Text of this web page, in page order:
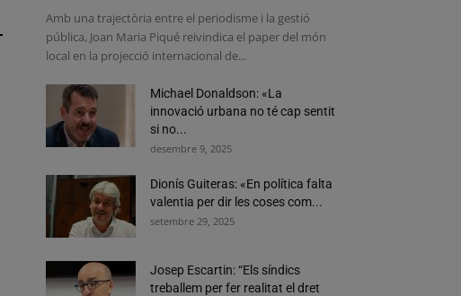
Amb una trajectòria entre el periodisme i la gestió
pública, Joan Maria Piqué reivindica el paper del món
local en la projecció internacional de...
Michael Donaldson: «La
innovació urbana no té cap sentit
si no...
desembre 9, 2025
Dionís Guiteras: «En política falta
valentia per dir les coses com...
setembre 29, 2025
Josep Escartin: “Els síndics
treballem per fer realitat el dret